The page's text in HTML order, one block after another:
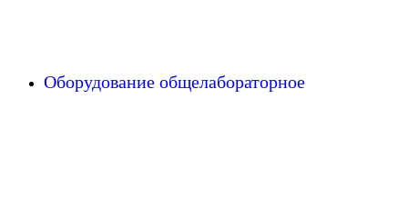
Оборудование общелабораторное